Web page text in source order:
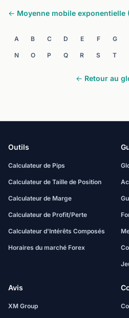
← Moyenne mobile exponentielle
A B C D E F G
N O P Q R S T
← Retour au
Outils
Calculateur de Pips
Calculateur de Taille de Position
Calculateur de Marge
Calculateur de Profit/Perte
Calculateur d'Intérêts Composés
Horaires du marché Forex
Avis
XM Group